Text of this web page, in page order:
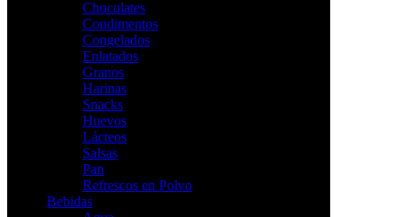
Chocolates
Condimentos
Congelados
Enlatados
Granos
Harinas
Snacks
Huevos
Lácteos
Salsas
Pan
Refrescos en Polvo
Bebidas